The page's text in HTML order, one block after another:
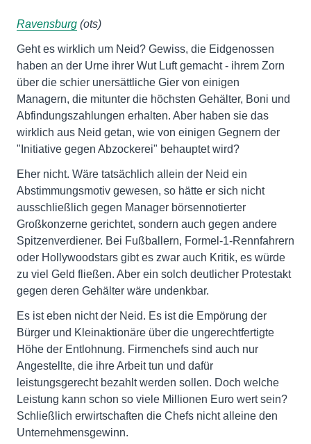
Ravensburg (ots)
Geht es wirklich um Neid? Gewiss, die Eidgenossen
haben an der Urne ihrer Wut Luft gemacht - ihrem Zorn
über die schier unersättliche Gier von einigen
Managern, die mitunter die höchsten Gehälter, Boni und
Abfindungszahlungen erhalten. Aber haben sie das
wirklich aus Neid getan, wie von einigen Gegnern der
"Initiative gegen Abzockerei" behauptet wird?
Eher nicht. Wäre tatsächlich allein der Neid ein
Abstimmungsmotiv gewesen, so hätte er sich nicht
ausschließlich gegen Manager börsennotierter
Großkonzerne gerichtet, sondern auch gegen andere
Spitzenverdiener. Bei Fußballern, Formel-1-Rennfahrern
oder Hollywoodstars gibt es zwar auch Kritik, es würde
zu viel Geld fließen. Aber ein solch deutlicher Protestakt
gegen deren Gehälter wäre undenkbar.
Es ist eben nicht der Neid. Es ist die Empörung der
Bürger und Kleinaktionäre über die ungerechtfertigte
Höhe der Entlohnung. Firmenchefs sind auch nur
Angestellte, die ihre Arbeit tun und dafür
leistungsgerecht bezahlt werden sollen. Doch welche
Leistung kann schon so viele Millionen Euro wert sein?
Schließlich erwirtschaften die Chefs nicht alleine den
Unternehmensgewinn.